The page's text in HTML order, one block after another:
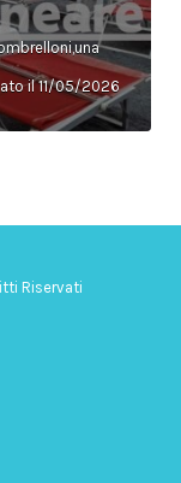
il 11/05/2026
Riservati